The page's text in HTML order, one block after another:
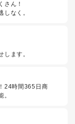
さん！
しなく。
します。
24時間365日商
。